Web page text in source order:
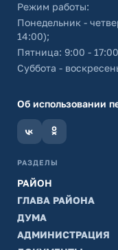
Режим работы:
Понедельник -
14:00);
Пятница: 9:00 -
Суббота -
Об использовании
РАЗДЕЛЫ
РАЙОН
ГЛАВА РАЙОНА
ДУМА
АДМИНИСТРАЦИЯ